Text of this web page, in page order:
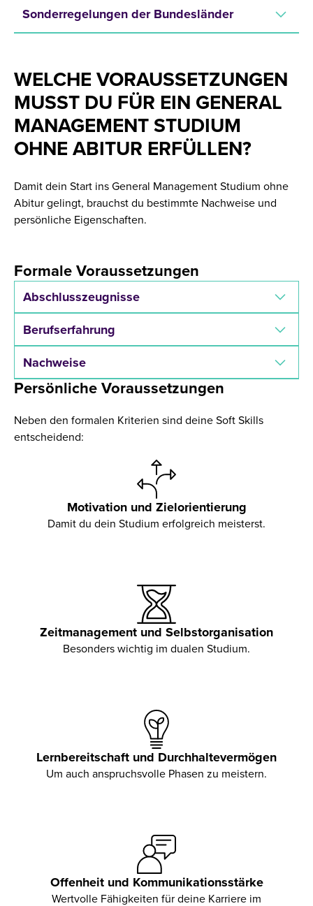
Sonderregelungen der Bundesländer
WELCHE VORAUSSETZUNGEN
MUSST DU FÜR EIN GENERAL
MANAGEMENT STUDIUM
OHNE ABITUR ERFÜLLEN?
Damit dein Start ins General Management Studium ohne
Abitur gelingt, brauchst du bestimmte Nachweise und
persönliche Eigenschaften.
Formale Voraussetzungen
Abschlusszeugnisse
Berufserfahrung
Nachweise
Persönliche Voraussetzungen
Neben den formalen Kriterien sind deine Soft Skills
entscheidend:
Motivation und Zielorientierung
Damit du dein Studium erfolgreich meisterst.
Zeitmanagement und Selbstorganisation
Besonders wichtig im dualen Studium.
Lernbereitschaft und Durchhaltevermögen
Um auch anspruchsvolle Phasen zu meistern.
Offenheit und Kommunikationsstärke
Wertvolle Fähigkeiten für deine Karriere im